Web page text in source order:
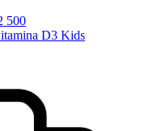
500
D3 Kids